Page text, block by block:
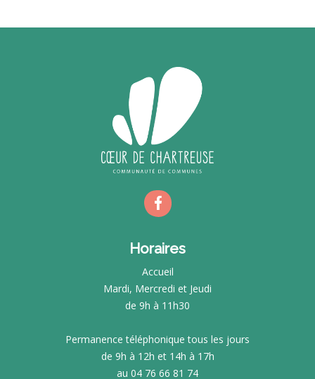
Horaires
Accueil
Mardi, Mercredi et Jeudi
de 9h à 11h30
Permanence téléphonique tous les jours
de 9h à 12h et 14h à 17h
au 04 76 66 81 74